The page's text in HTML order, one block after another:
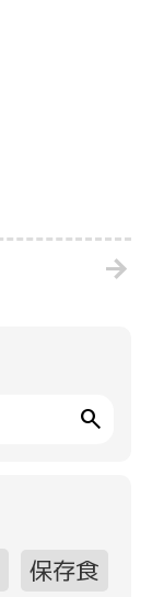
arrow_forward
search
保存食